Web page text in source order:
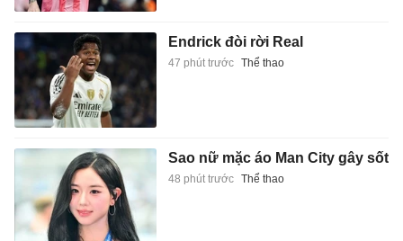
Endrick đòi rời Real
47 phút trước Thể thao
Sao nữ mặc áo Man City gây sốt
48 phút trước Thể thao